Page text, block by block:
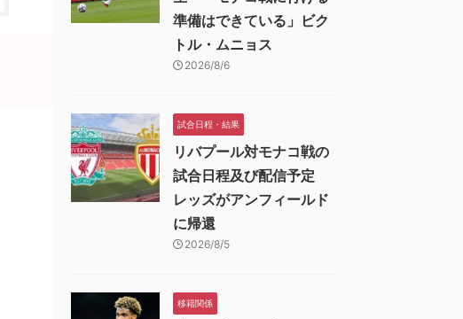
準備はできている」ビク
トル・ムニョス
2026/8/6
試合日程・結果
リバプール対モナコ戦の
試合日程及び配信予定
レッズがアンフィールド
に帰還
2026/8/5
移籍関係